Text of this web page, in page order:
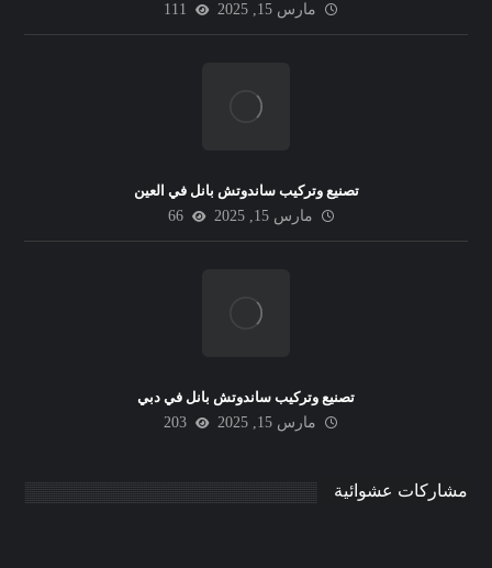
مارس 15, 2025
111
تصنيع وتركيب ساندوتش بانل في العين
مارس 15, 2025
66
تصنيع وتركيب ساندوتش بانل في دبي
مارس 15, 2025
203
مشاركات عشوائية